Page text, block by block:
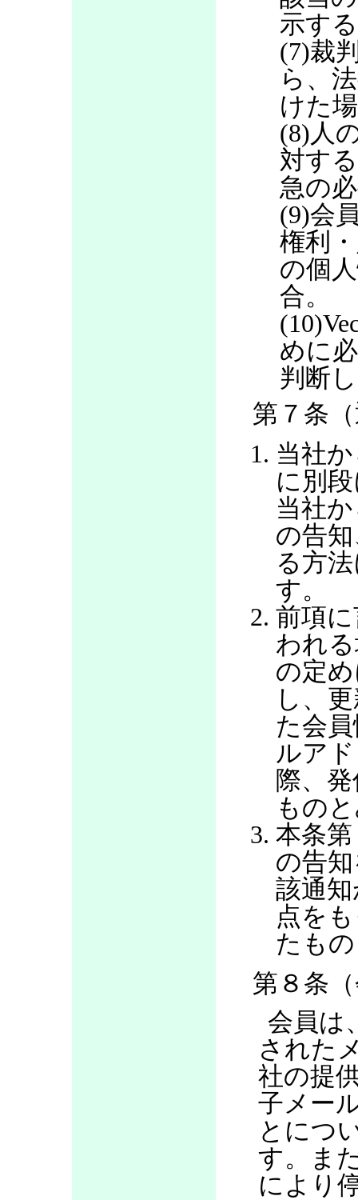
示す
(7)裁
ら、
けた
(8)人
対す
急の
(9)会
権利
の個
合。
めに
判断
第７条
当社
に別
当社
の告
る方
す。
前項
われ
の定
し、
た会
ルア
際、
もの
本条
の告
該通
点を
たも
第８条
会員は
された
社の提
子メー
とにつ
す。ま
により